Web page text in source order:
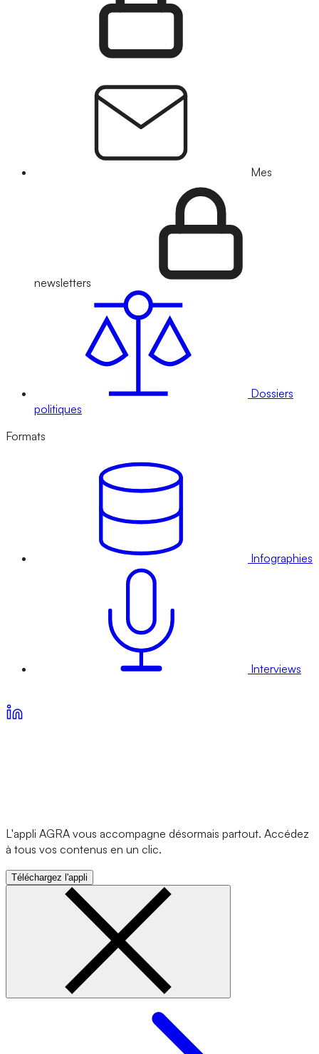
Mes
newsletters
Dossiers
politiques
Formats
Infographies
Interviews
L'appli AGRA vous accompagne désormais partout. Accédez
à tous vos contenus en un clic.
Téléchargez l'appli